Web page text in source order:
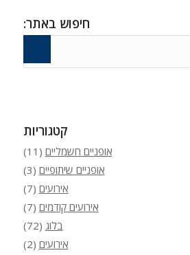
חיפוש באתר:
קטגוריות
אופניים חשמליים (11)
אופניים שיתופיים (3)
אירועים (7)
אירועים קודמים (7)
בלוג (72)
אירועים (2)